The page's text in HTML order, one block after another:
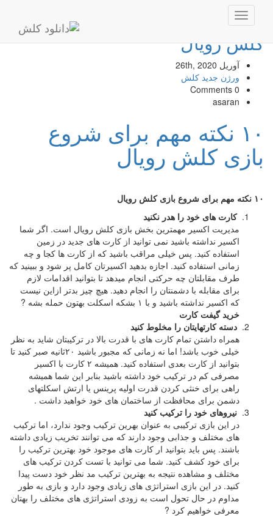
Toggle
navigation
۱۰ نکته مهم برای شروع بازی
کلش رویال
آوریل 26th, 2020
ورژن جدید کلش
0 Comments
asaran
۱۰ نکته مهم برای شروع
بازی کلش رویال
۱۰ نکته مهم برای شروع بازی کلش رویال
کارت های خود را هدر نکنید
مدیریت اکسیر مهمترین بخش بازی کلش رویال است. اگر شما
اکسیر نداشته باشید نمی توانید از کارت های جدید در زمین
استفاده کنید. پس خیلی مراقب باشید که از کارت ها کجا و چه
زمانی استفاده کنید. اجازه بدهید اکسیرتان کامل پر شود و ببینید که
طرف مقابلتان چه حرکتی انجام میدهد تا بتوانید اقدامات لازم
برای مقابله با دشمنتان را انجام دهید. هیچ چیز بدتر ازاین نیست
که اکسیر نداشته باشید و با ۱ بشکه اسکلت بهتون حمله بشه ?
خرید گیفت کارت
دسته کارتهایتان را مخلوط کنید
همراه داشتن تمام کارت های با قدرت بالا در ترکیبتان شاید به نظر
خیلی خوب باشد! اما نه زمانی که مجبور باشید ۲۰ثانیه صبر کنید تا
بتوانید از کارت بعدی استفاده کنید. همیشه ۲ کارت با اکسیر
مصرفی کم در ترکیب خود داشته باشید بنابر این شما همیشه
راهی برای خنثی کردن قدرت اولیه پرینس یا ارتش اسکلتهای
دشمن برای محافظت از ساختمان های خود خواهید داشت .
نیروهای خود را ترکیب کنید
در این بازی ترکیبی به عنوان بهرین ترکیب وجود ندارد، اما ترکیب
های مختلف و جذابی وجود دارند که می توانند تخریب زیادی داشته
باشند. پس باید بتوانید ار کارت های موجود خود بهترین ترکیب را
برای خود کشف کنید. شما می توانید با تست کردن ترکیب های
مختلف و مشاهده نتیجه به بهترین ترکیب مد نظر خود دست پیدا
کنید. در این بازی استراتژی های زیادی وجود دارد و بازی به طور
مداوم در حال تحول است به زودی استراتژی های مختلف را بهتان
معرفی خواهیم کرد ?